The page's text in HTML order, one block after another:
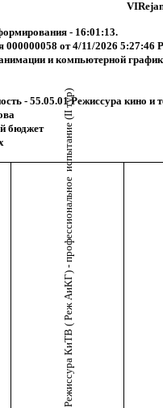
- 16:01:13.
от 4/11/2026 5:27:46
и компьютерной
- 55.05.01 Режиссура кино и
бюджет
Режиссура КиТВ ( Реж АиКГ) - профессиональное испытание (II тур)